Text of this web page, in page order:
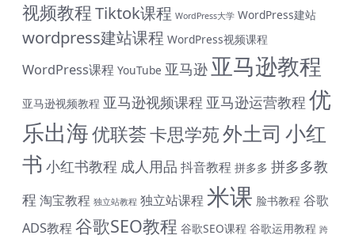
视频教程Tiktok课程 WordPress大学 WordPress建站
wordpress建站课程 WordPress视频课程
WordPress课程 YouTube 亚马逊 亚马逊教程
亚马逊视频教程 亚马逊视频课程 亚马逊运营教程 优
乐出海优联荟卡思学苑外土司 小红
书 小红书教程 成人用品 抖音教程 拼多多 拼多多教
程 淘宝教程 独立站教程 独立站课程 米课 脸书教程 谷歌
ADS教程 谷歌SEO教程 谷歌SEO课程 谷歌运用教程 跨